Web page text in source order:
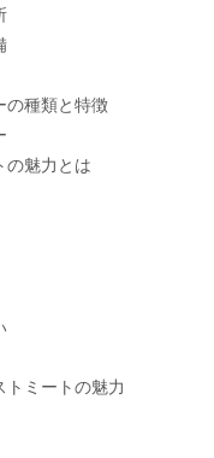
の種類と特徴
の魅力とは
ミートの魅力